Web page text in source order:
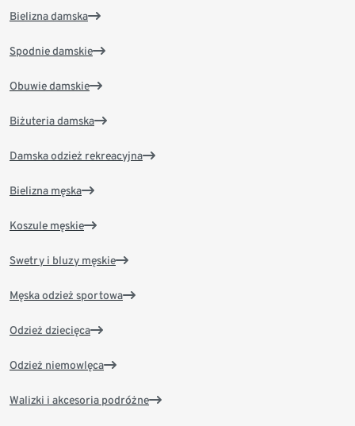
Bielizna damska
Spodnie damskie
Obuwie damskie
Biżuteria damska
Damska odzież rekreacyjna
Bielizna męska
Koszule męskie
Swetry i bluzy męskie
Męska odzież sportowa
Odzież dziecięca
Odzież niemowlęca
Walizki i akcesoria podróżne